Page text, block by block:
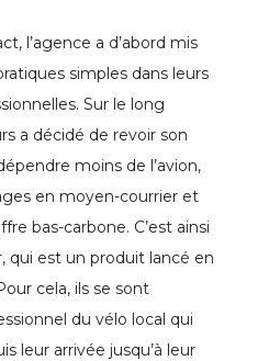
l’agence a d’abord mis
simples dans leurs
Sur le long
a décidé de revoir son
moins de l’avion,
en moyen-courrier et
bas-carbone. C’est ainsi
qui est un produit lancé en
cela, ils se sont
du vélo local qui
leur arrivée jusqu’à leur